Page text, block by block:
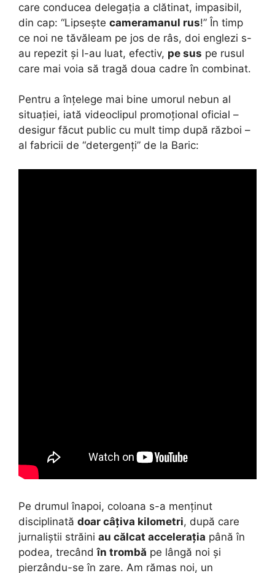
care conducea delegația a clătinat, impasibil,
din cap: “Lipsește cameramanul rus!” În timp
ce noi ne tăvăleam pe jos de râs, doi englezi s-
au repezit și l-au luat, efectiv, pe sus pe rusul
care mai voia să tragă doua cadre în combinat.
Pentru a înțelege mai bine umorul nebun al
situației, iată videoclipul promoțional oficial –
desigur făcut public cu mult timp după război –
al fabricii de “detergenți” de la Baric:
Pe drumul înapoi, coloana s-a menținut
disciplinată doar câțiva kilometri, după care
jurnaliștii străini au călcat accelerația până în
podea, trecândîn trombă pe lângă noi și
pierzându-se în zare. Am rămas noi, un